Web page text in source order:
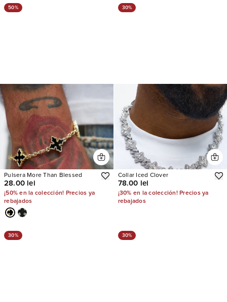
50%
Pulsera More Than Blessed
28.00 lei
¡50% en la colección! Precios ya
rebajados
30%
Collar Iced Clover
78.00 lei
¡30% en la colección! Precios ya
rebajados
30% 30%